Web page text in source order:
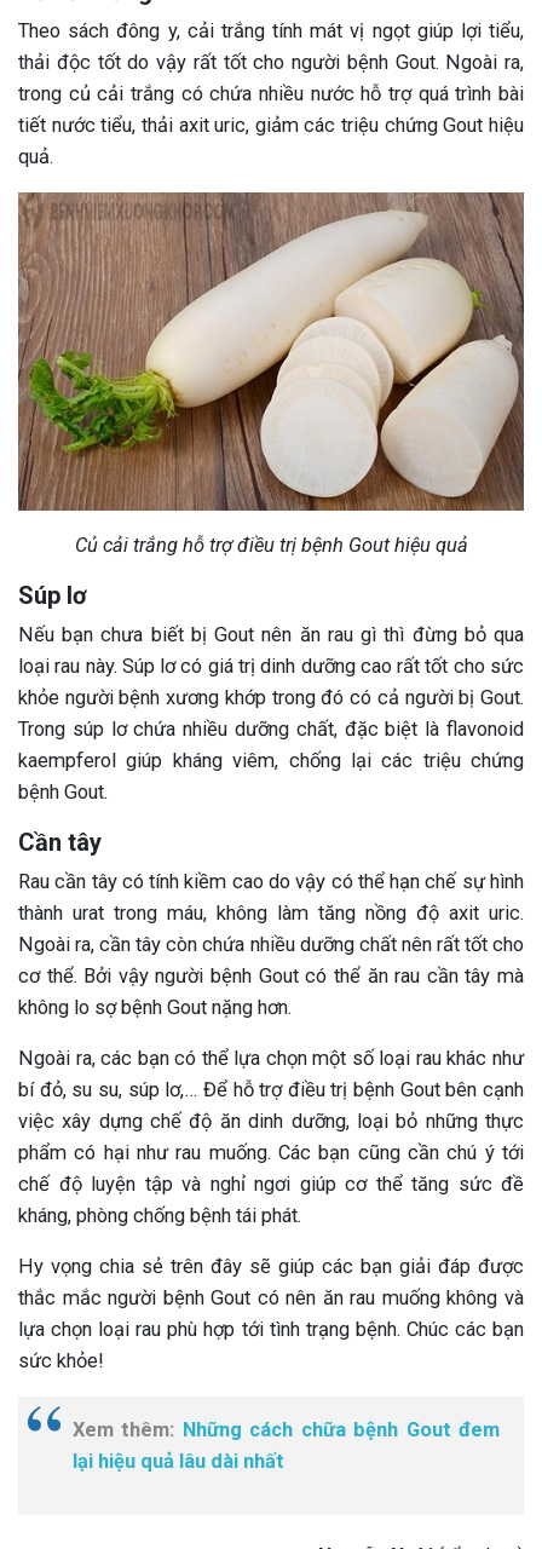
Theo sách đông y, cải trắng tính mát vị ngọt giúp lợi tiểu,
thải độc tốt do vậy rất tốt cho người bệnh Gout. Ngoài ra,
trong củ cải trắng có chứa nhiều nước hỗ trợ quá trình bài
tiết nước tiểu, thải axit uric, giảm các triệu chứng Gout hiệu
quả.
Củ cải trắng hỗ trợ điều trị bệnh Gout hiệu quả
Súp lơ
Nếu bạn chưa biết bị Gout nên ăn rau gì thì đừng bỏ qua
loại rau này. Súp lơ có giá trị dinh dưỡng cao rất tốt cho sức
khỏe người bệnh xương khớp trong đó có cả người bị Gout.
Trong súp lơ chứa nhiều dưỡng chất, đặc biệt là flavonoid
kaempferol giúp kháng viêm, chống lại các triệu chứng
bệnh Gout.
Cần tây
Rau cần tây có tính kiềm cao do vậy có thể hạn chế sự hình
thành urat trong máu, không làm tăng nồng độ axit uric.
Ngoài ra, cần tây còn chứa nhiều dưỡng chất nên rất tốt cho
cơ thể. Bởi vậy người bệnh Gout có thể ăn rau cần tây mà
không lo sợ bệnh Gout nặng hơn.
Ngoài ra, các bạn có thể lựa chọn một số loại rau khác như
bí đỏ, su su, súp lơ,… Để hỗ trợ điều trị bệnh Gout bên cạnh
việc xây dựng chế độ ăn dinh dưỡng, loại bỏ những thực
phẩm có hại như rau muống. Các bạn cũng cần chú ý tới
chế độ luyện tập và nghỉ ngơi giúp cơ thể tăng sức đề
kháng, phòng chống bệnh tái phát.
Hy vọng chia sẻ trên đây sẽ giúp các bạn giải đáp được
thắc mắc người bệnh Gout có nên ăn rau muống không và
lựa chọn loại rau phù hợp tới tình trạng bệnh. Chúc các bạn
sức khỏe!
Xem thêm: Những cách chữa bệnh Gout đem
lại hiệu quả lâu dài nhất